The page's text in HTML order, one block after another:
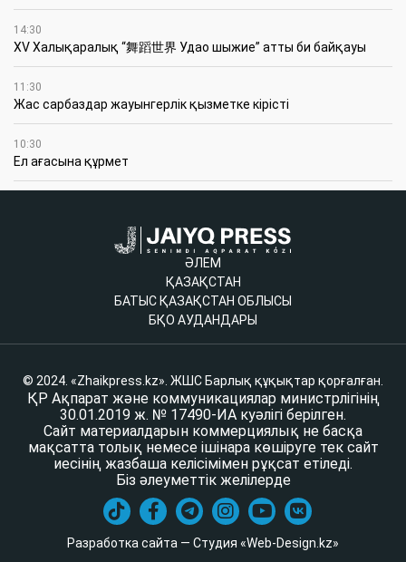
14:30
XV Халықаралық “舞蹈世界 Удао шыжие” атты би байқауы
11:30
Жас сарбаздар жауынгерлік қызметке кірісті
10:30
Ел ағасына құрмет
ӘЛЕМ
ҚАЗАҚСТАН
БАТЫС ҚАЗАҚСТАН ОБЛЫСЫ
БҚО АУДАНДАРЫ
© 2024. «Zhaikpress.kz». ЖШС Барлық құқықтар қорғалған.
ҚР Ақпарат және коммуникациялар министрлігінің
30.01.2019 ж. № 17490-ИА куәлігі берілген.
Сайт материалдарын коммерциялық не басқа
мақсатта толық немесе ішінара көшіруге тек сайт
иесінің жазбаша келісімімен рұқсат етіледі.
Біз әлеуметтік желілерде
Разработка сайта — Студия «Web-Design.kz»